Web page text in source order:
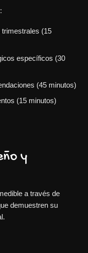
(15
específicos (30
(45 minutos)
(15 minutos)
y
a través de
demuestren su